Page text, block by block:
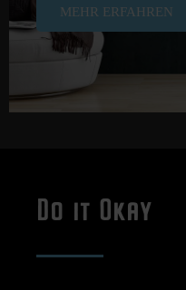
MEHR ERFAHREN
Do it Okay